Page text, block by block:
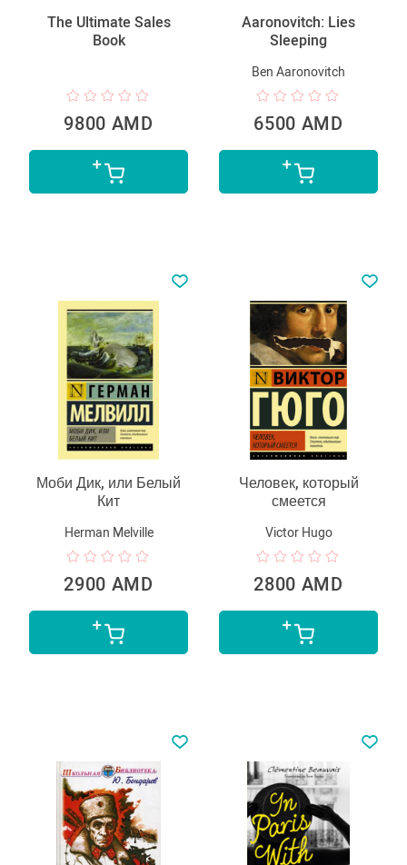
The Ultimate Sales
Book
9800 AMD
Aaronovitch: Lies
Sleeping
Ben Aaronovitch
6500 AMD
Моби Дик, или Белый
Кит
Herman Melville
2900 AMD
Человек, который
смеется
Victor Hugo
2800 AMD